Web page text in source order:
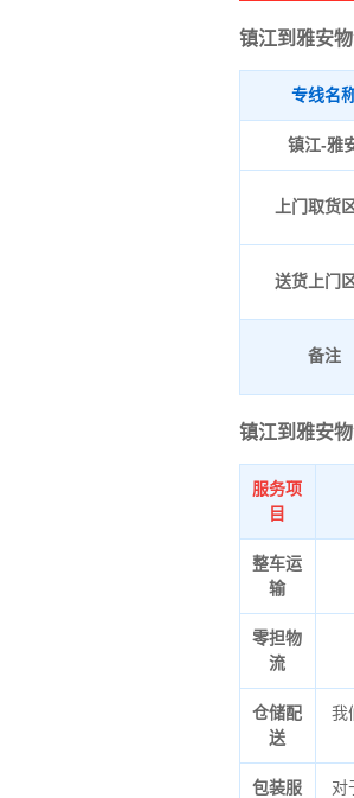
镇江到雅安
专线名
镇江-雅
上门取货
送货上门
备注
镇江到雅安
服务项
目
整车运
输
零担物
流
仓储配
送
我
包装服
对